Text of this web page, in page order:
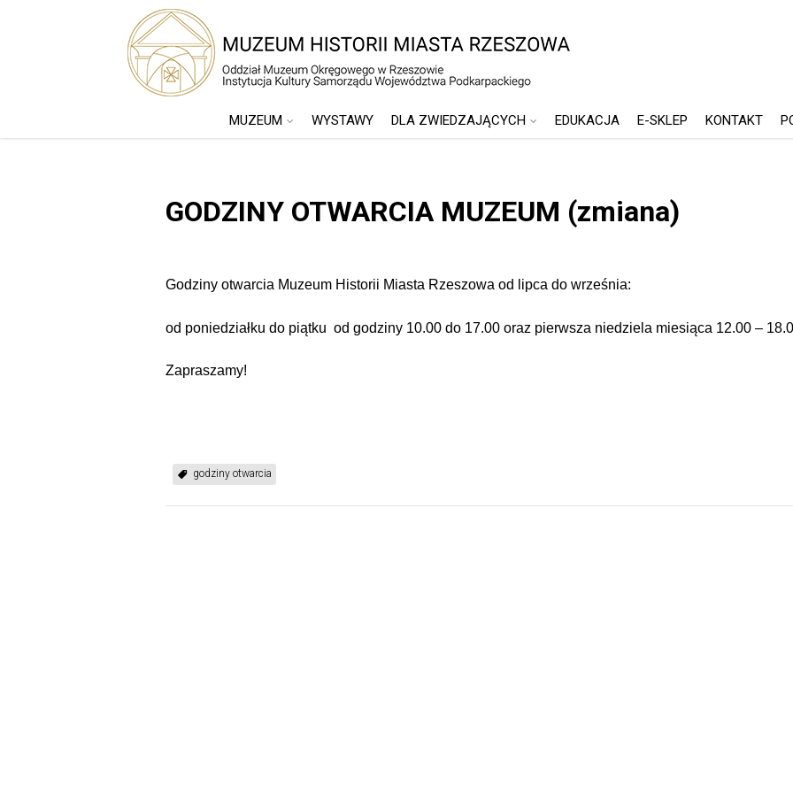
MUZEUM WYSTAWY DLA ZWIEDZAJĄCYCH EDUKACJA E-SKLEP KONTAKT
GODZINY OTWARCIA MUZEUM (zmiana)
Godziny otwarcia Muzeum Historii Miasta Rzeszowa od lipca do września:
od poniedziałku do piątku od godziny 10.00 do 17.00 oraz pierwsza niedziela miesiąca 12.00 –
Zapraszamy!
godziny otwarcia